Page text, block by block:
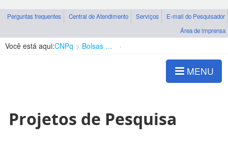
Perguntas frequentes Central de Atendimento Serviços
E-mail do Pesquisador
Área de imprensa
Você está aqui:CNPq Bolsas e Auxílios Vigentes
MENU
Projetos de Pesquisa